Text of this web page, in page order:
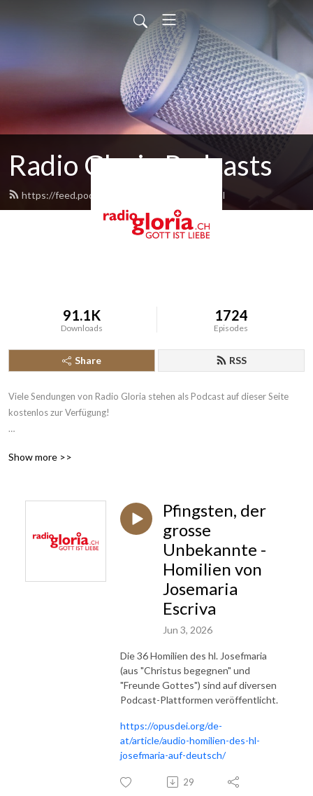
Radio Gloria Podcasts
https://feed.podbean.com/radiogloria/feed.xml
91.1K
Downloads
1724
Episodes
Share RSS
Viele Sendungen von Radio Gloria stehen als Podcast auf dieser Seite
kostenlos zur Verfügung!
sendet rund um die Uhr News aus Kirche und Gesellschaft, katholische
deutschsprachigen Schweiz, Swisscom TV, Internetradio und mit unserer
Gloria App einfach empfangbar.
Show more >>
Pfingsten, der
grosse
Unbekannte -
Homilien von
Josemaria
Escriva
Jun 3, 2026
Die 36 Homilien des hl. Josefmaria
(aus "Christus begegnen" und
"Freunde Gottes") sind auf diversen
Podcast-Plattformen veröffentlicht.
https://opusdei.org/de-
at/article/audio-homilien-des-hl-
josefmaria-auf-deutsch/
29